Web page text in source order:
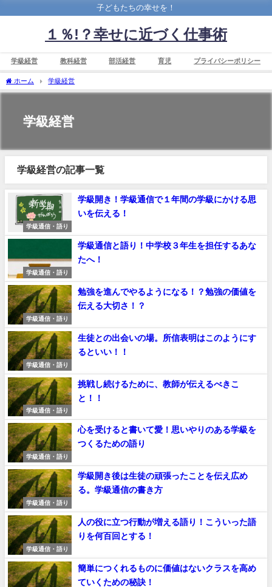
子どもたちの幸せを！
１％!？幸せに近づく仕事術
学級経営 教科経営 部活経営 育児 プライバシーポリシー
ホーム 学級経営
学級経営
学級経営の記事一覧
学級通信・語り
学級開き！学級通信で１年間の学級にかける思
いを伝える！
学級通信・語り
学級通信と語り！中学校３年生を担任するあな
たへ！
学級通信・語り
勉強を進んでやるようになる！？勉強の価値を
伝える大切さ！？
学級通信・語り
生徒との出会いの場。所信表明はこのようにす
るといい！！
学級通信・語り
挑戦し続けるために、教師が伝えるべきこ
と！！
学級通信・語り
心を受けると書いて愛！思いやりのある学級を
つくるための語り
学級通信・語り
学級開き後は生徒の頑張ったことを伝え広め
る。学級通信の書き方
学級通信・語り
人の役に立つ行動が増える語り！こういった語
りを何百回とする！
簡単につくれるものに価値はないクラスを高め
ていくための秘訣！